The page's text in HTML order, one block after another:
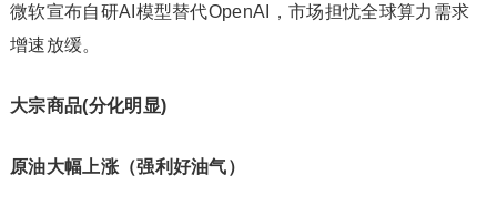
微软宣布自研AI模型替代OpenAI，市场担忧全球算力需求
增速放缓。
大宗商品(分化明显)
原油大幅上涨（强利好油气）